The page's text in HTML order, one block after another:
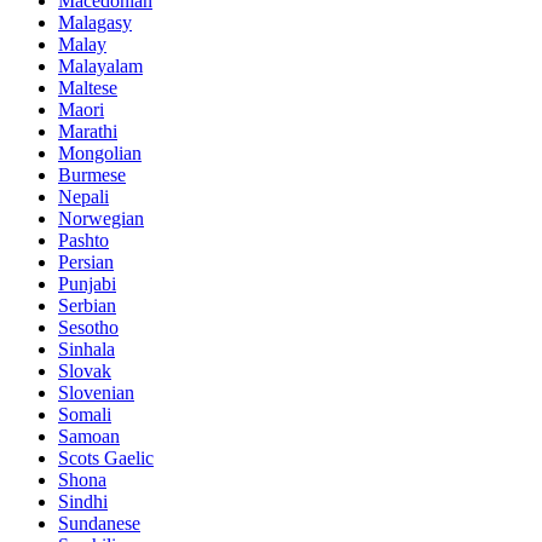
Malagasy
Malay
Malayalam
Maltese
Maori
Marathi
Mongolian
Burmese
Nepali
Norwegian
Pashto
Persian
Punjabi
Serbian
Sesotho
Sinhala
Slovak
Slovenian
Somali
Samoan
Scots Gaelic
Shona
Sindhi
Sundanese